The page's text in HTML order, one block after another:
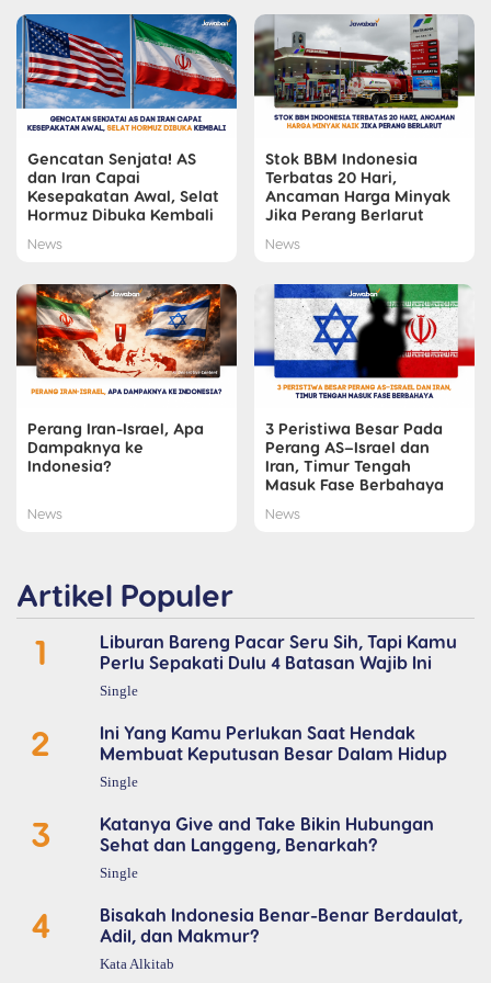
Gencatan Senjata! AS
dan Iran Capai
Kesepakatan Awal, Selat
Hormuz Dibuka Kembali
News
Stok BBM Indonesia
Terbatas 20 Hari,
Ancaman Harga Minyak
Jika Perang Berlarut
News
Perang Iran-Israel, Apa
Dampaknya ke
Indonesia?
News
3 Peristiwa Besar Pada
Perang AS–Israel dan
Iran, Timur Tengah
Masuk Fase Berbahaya
News
Artikel Populer
1
Liburan Bareng Pacar Seru Sih, Tapi Kamu
Perlu Sepakati Dulu 4 Batasan Wajib Ini
Single
2
Ini Yang Kamu Perlukan Saat Hendak
Membuat Keputusan Besar Dalam Hidup
Single
3
Katanya Give and Take Bikin Hubungan
Sehat dan Langgeng, Benarkah?
Single
4
Bisakah Indonesia Benar-Benar Berdaulat,
Adil, dan Makmur?
Kata Alkitab